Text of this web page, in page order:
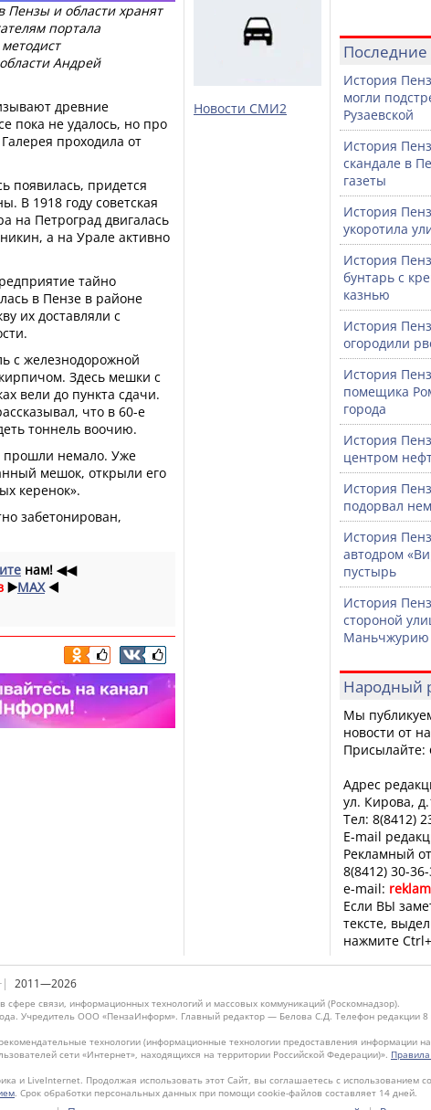
Пензы и области хранят
портала
Андрей
древние
пока не удалось, но про
проходила от
появилась, придется
В 1918 году советская
на Петроград двигалась
а на Урале активно
тайно
в Пензе в районе
их доставляли с
с железнодорожной
Здесь мешки с
вели до пункта сдачи.
что в 60-е
тоннель воочию.
прошли немало. Уже
мешок, открыли его
керенок».
забетонирован,
нам! ◀◀
▶️MAX ◀️
Новости СМИ2
Последние
История
могли
Рузаевской
История
скандале в
газеты
История
укоротила
История
бунтарь с
казнью
История
огородили
История
помещика
города
История
центром
История
подорвал
История
автодром
пустырь
История
стороной
Маньчжурию
Народный
Мы
новости от
Присылайте:
Адрес
ул. Кирова,
Тел: 8(8412)
E-mail
Рекламный
8(8412) 30-
e-mail:
Если ВЫ
тексте,
нажмите
2011—2026
сфере связи, информационных технологий и массовых коммуникаций (Роскомнадзор).
Учредитель ООО «ПензаИнформ». Главный редактор — Белова С.Д. Телефон редакции 8
технологии (информационные технологии предоставления информации
сети «Интернет», находящихся на территории Российской Федерации)».
и LiveInternet. Продолжая использовать этот Сайт, вы соглашаетесь с использованием
. Срок обработки персональных данных при помощи cookie-файлов составляет 14 дней.